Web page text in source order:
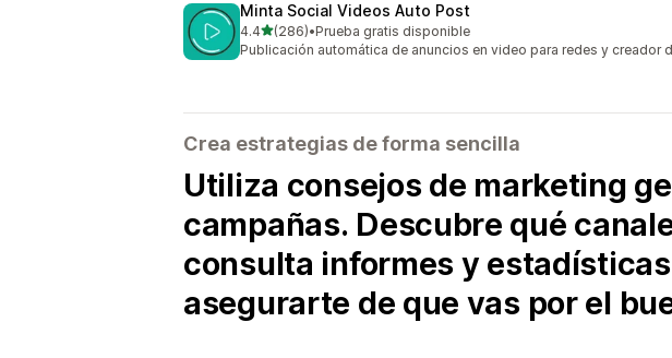
Minta Social Videos Auto Post
4.4de 5 estrellas
(286)
286 reseñas en total
•Prueba gratis disponible
Publicación automática de anuncios en video para redes y
Crea estrategias de forma sencilla
Utiliza consejos de marketing
campañas. Descubre qué
consulta informes y
asegurarte de que vas por el